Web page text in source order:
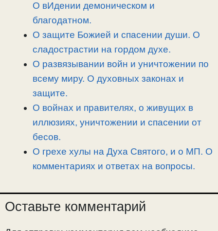
О вИдении демоническом и
благодатном.
О защите Божией и спасении души. О
сладострастии на гордом духе.
О развязывании войн и уничтожении по
всему миру. О духовных законах и
защите.
О войнах и правителях, о живущих в
иллюзиях, уничтожении и спасении от
бесов.
О грехе хулы на Духа Святого, и о МП. О
комментариях и ответах на вопросы.
Оставьте комментарий